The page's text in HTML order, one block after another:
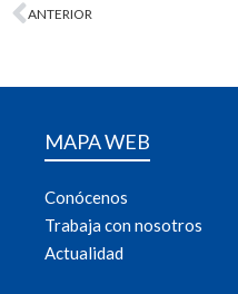
ANTERIOR
MAPA WEB
Conócenos
Trabaja con nosotros
Actualidad